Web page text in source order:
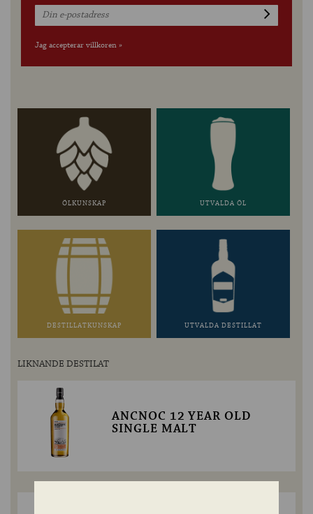
Jag accepterar villkoren »
ÖLKUNSKAP UTVALDA ÖL
DESTILLATKUNSKAP UTVALDA DESTILLAT
LIKNANDE DESTILAT
ANCNOC 12 YEAR OLD
SINGLE MALT